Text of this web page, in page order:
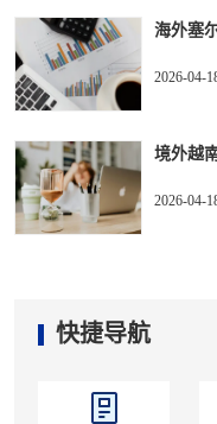
海外塞
2026-04-
境外越
2026-04-
快捷导航